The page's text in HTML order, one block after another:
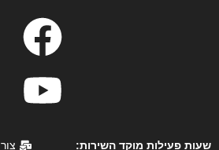
שעות פעילות מוקד השירות: